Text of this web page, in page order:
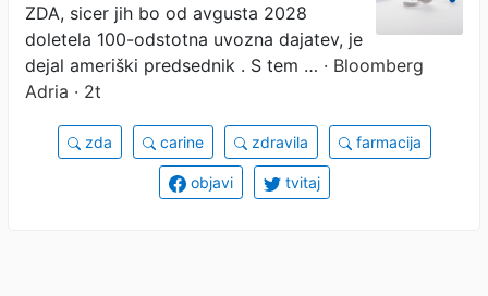
ZDA, sicer jih bo od avgusta 2028
doletela 100-odstotna uvozna dajatev, je
dejal ameriški predsednik . S tem … · Bloomberg
Adria · 2t
zda carine zdravila farmacija
objavi tvitaj